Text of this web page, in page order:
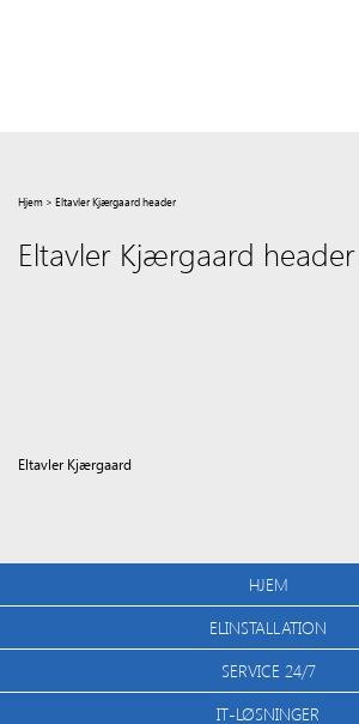
Hjem > Eltavler Kjærgaard header
Eltavler Kjærgaard header
Eltavler Kjærgaard
HJEM
ELINSTALLATION
SERVICE 24/7
IT-LØSNINGER